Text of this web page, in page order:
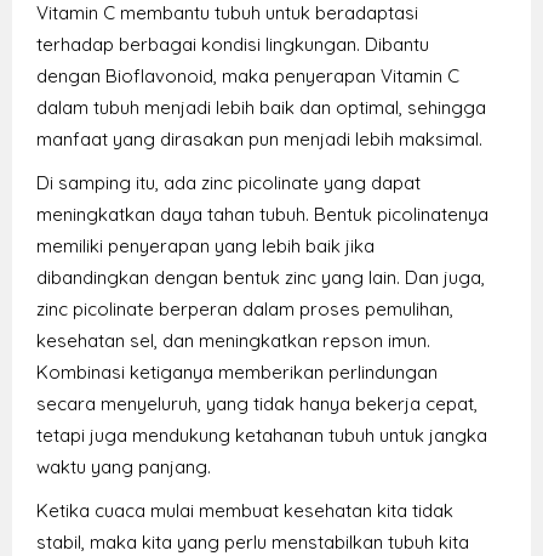
Vitamin C membantu tubuh untuk beradaptasi
terhadap berbagai kondisi lingkungan. Dibantu
dengan Bioflavonoid, maka penyerapan Vitamin C
dalam tubuh menjadi lebih baik dan optimal, sehingga
manfaat yang dirasakan pun menjadi lebih maksimal.
Di samping itu, ada zinc picolinate yang dapat
meningkatkan daya tahan tubuh. Bentuk picolinatenya
memiliki penyerapan yang lebih baik jika
dibandingkan dengan bentuk zinc yang lain. Dan juga,
zinc picolinate berperan dalam proses pemulihan,
kesehatan sel, dan meningkatkan repson imun.
Kombinasi ketiganya memberikan perlindungan
secara menyeluruh, yang tidak hanya bekerja cepat,
tetapi juga mendukung ketahanan tubuh untuk jangka
waktu yang panjang.
Ketika cuaca mulai membuat kesehatan kita tidak
stabil, maka kita yang perlu menstabilkan tubuh kita